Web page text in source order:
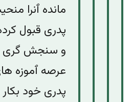
مانده ٱنرا
پدری قبول
و سنجش گری
عرصه ٱموزه
پدری خود بکار